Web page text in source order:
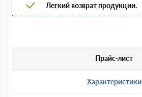
Легкий возврат продукции.
Прайс-лист
Характеристики